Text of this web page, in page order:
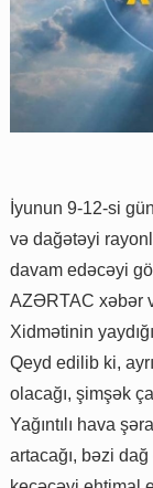
İyunun 9-12-si
və dağətəyi
davam edəcəyi
AZƏRTAC xəbər
Xidmətinin
Qeyd edilib ki,
olacağı, şimşək
Yağıntılı hava
artacağı, bəzi dağ